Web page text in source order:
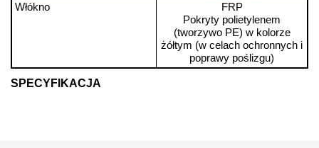
SPECYFIKACJA
Włókno
FRP
Pokryty polietylenem
(tworzywo PE) w kolorze
żółtym (w celach ochronnych i
poprawy poślizgu)